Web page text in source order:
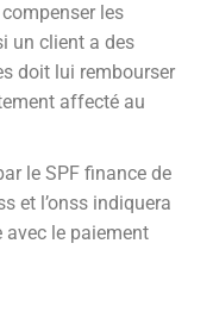
les
un client a des
doit lui rembourser
affecté au
le SPF finance de
et l’onss indiquera
le paiement